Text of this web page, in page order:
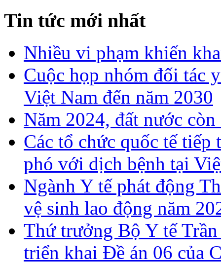
Tin tức mới nhất
Nhiều vi phạm khiến
Cuộc họp nhóm đối tác
Việt Nam đến năm 2030
Năm 2024, đất nước
Các tổ chức quốc tế
phó với dịch bệnh tại
Ngành Y tế phát động
vệ sinh lao động năm
Thứ trưởng Bộ Y tế
triển khai Đề án 06 của